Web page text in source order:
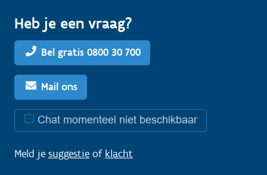
Heb je een vraag?
Bel gratis 0800 30 700
Mail ons
Chat momenteel niet beschikbaar
Meld je suggestie of klacht